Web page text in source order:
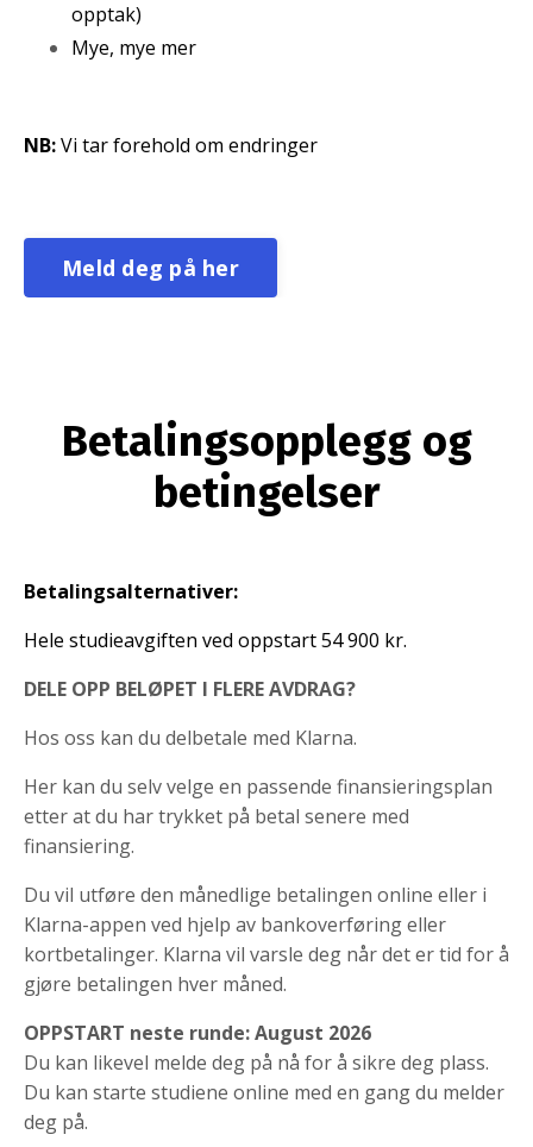
opptak)
Mye, mye mer
NB:Vi tar forehold om endringer
Meld deg på her
Betalingsopplegg og
betingelser
Betalingsalternativer:
Hele studieavgiften ved oppstart 54 900 kr.
DELE OPP BELØPET I FLERE AVDRAG?
Hos oss kan du delbetale med Klarna.
Her kan du selv velge en passende finansieringsplan
etter at du har trykket på betal senere med
finansiering.
Du vil utføre den månedlige betalingen online eller i
Klarna-appen ved hjelp av bankoverføring eller
kortbetalinger. Klarna vil varsle deg når det er tid for å
gjøre betalingen hver måned.
OPPSTART neste runde: August 2026
Du kan likevel melde deg på nå for å sikre deg plass.
Du kan starte studiene online med en gang du melder
deg på.